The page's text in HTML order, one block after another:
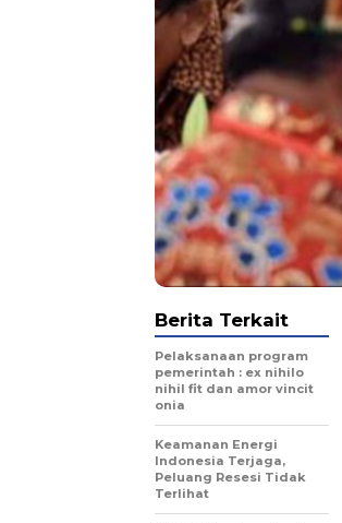
Berita Terkait
Pelaksanaan program
pemerintah : ex nihilo
nihil fit dan amor vincit
onia
Keamanan Energi
Indonesia Terjaga,
Peluang Resesi Tidak
Terlihat